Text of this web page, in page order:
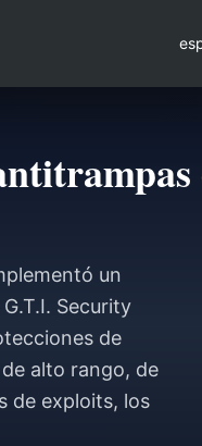
un
Security
de
alto rango, de
de exploits, los